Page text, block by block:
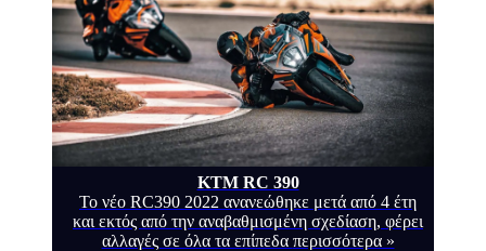
KTM RC 390
Το νέο RC390 2022 ανανεώθηκε μετά από 4 έτη
και εκτός από την αναβαθμισμένη σχεδίαση, φέρει
αλλαγές σε όλα τα επίπεδα περισσότερα »